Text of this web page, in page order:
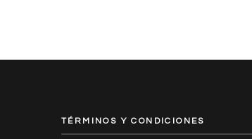
TÉRMINOS Y CONDICIONES